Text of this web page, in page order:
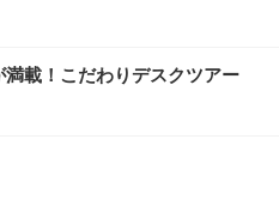
載！こだわりデスクツアー